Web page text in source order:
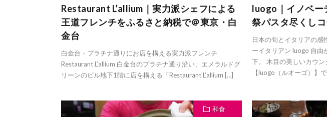
Restaurant L’allium｜実力派シェフによる
王道フレンチをふるさと納税で＠東京・白
金台
白金台・プラチナ通りにお店を構える実力派フレンチ
Restaurant L’allium 白金台のプラチナ通り沿い、エメラルドグ
リーンのビル地下1階に店を構える「Restaurant L’allium […]
luogo｜イノベー
祭パスタ尽くし
日本の旬とイタリアの感
ーイタリアン luogo 自由
下。 木目の美しいカウ
【luogo（ルオーゴ）】
和食